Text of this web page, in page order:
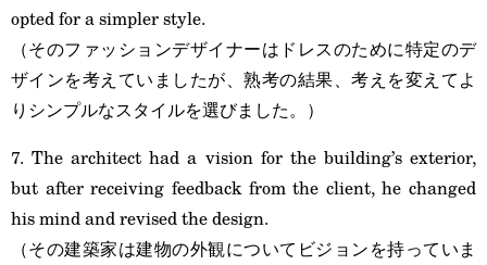
opted for a simpler style.
（そのファッションデザイナーはドレスのために特定のデ
ザインを考えていましたが、熟考の結果、考えを変えてよ
りシンプルなスタイルを選びました。）
7. The architect had a vision for the building’s exterior,
but after receiving feedback from the client, he changed
his mind and revised the design.
（その建築家は建物の外観についてビジョンを持っていま